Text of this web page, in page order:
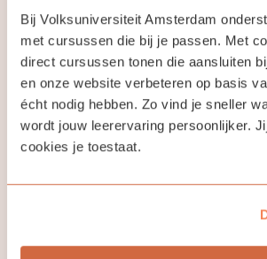
Bij Volksuniversiteit Amsterdam
met cursussen die bij je passen. Met
direct cursussen tonen die aansluiten
en onze website verbeteren op basis
écht nodig hebben. Zo vind je sneller
wordt jouw leerervaring persoonlijker.
cookies je toestaat.
Cursus
Zet in deze cursus de eerste
stappen in het leren van de
Oekraïense taal en cultuur. De
docent spreekt een beetje
Nederlands, maar geeft les in het
Engels.